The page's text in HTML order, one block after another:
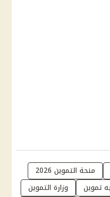
منحة التموين 2026
وزارة التموين